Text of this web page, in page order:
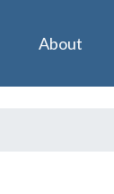
About